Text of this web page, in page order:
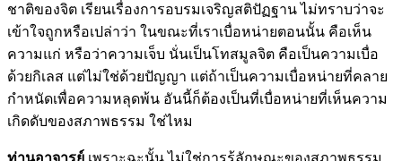
ชาติของจิต เรียนเรื่องการอบรมเจริญสติปัฏฐาน ไม่ทราบว่าจะ
เข้าใจถูกหรือเปล่าว่า ในขณะที่เราเบื่อหน่ายตอนนั้น คือเห็น
ความแก่ หรือว่าความเจ็บ นั่นเป็นโทสมูลจิต คือเป็นความเบื่อ
ด้วยกิเลส แต่ไม่ใช่ด้วยปัญญา แต่ถ้าเป็นความเบื่อหน่ายที่คลาย
กำหนัดเพื่อความหลุดพ้น อันนี้ก็ต้องเป็นที่เบื่อหน่ายที่เห็นความ
เกิดดับของสภาพธรรม ใช่ไหม
ท่านอาจารย์ เพราะฉะนั้น ไม่ใช่การรู้ลักษณะของสภาพธรรม